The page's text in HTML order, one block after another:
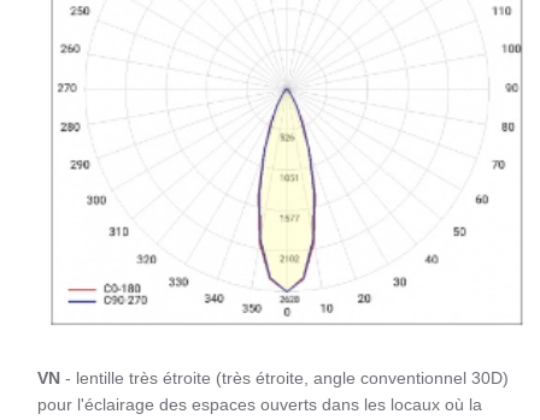
VN - lentille très étroite (très étroite, angle conventionnel 30D)
pour l'éclairage des espaces ouverts dans les locaux où la